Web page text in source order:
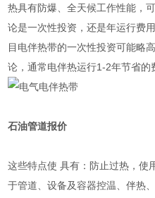
热具有防爆、全天候工作性能，
论是一次性投资，还是年运行费
目电伴热带的一次性投资可能略
论，通常电伴热运行1-2年节省的
石油管道报价
这些特点使 具有：防止过热，使
于管道、设备及容器控温、伴热